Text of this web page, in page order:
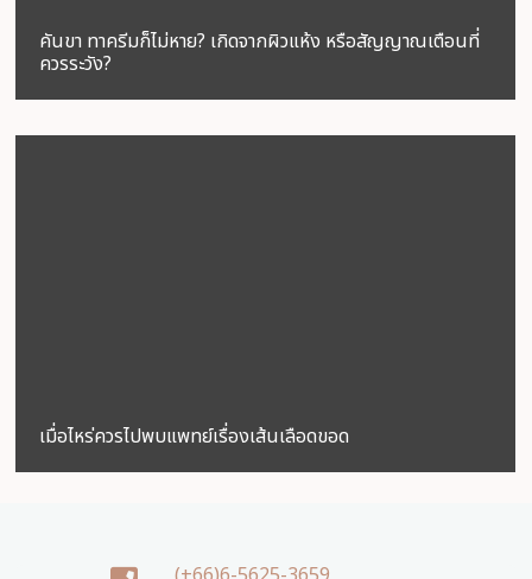
คันขา ทาครีมก็ไม่หาย? เกิดจากผิวแห้ง หรือสัญญาณเตือนที่
ควรระวัง?
เมื่อไหร่ควรไปพบแพทย์เรื่องเส้นเลือดขอด